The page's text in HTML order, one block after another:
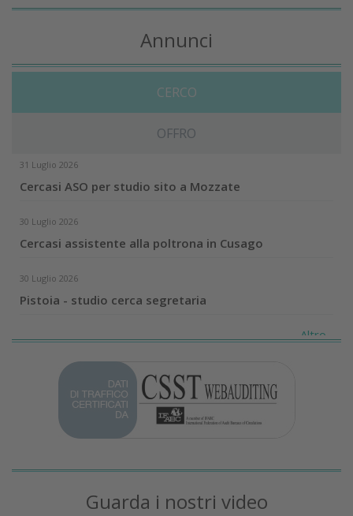
Annunci
CERCO
OFFRO
31 Luglio 2026
Cercasi ASO per studio sito a Mozzate
30 Luglio 2026
Cercasi assistente alla poltrona in Cusago
30 Luglio 2026
Pistoia - studio cerca segretaria
Altro...
Guarda i nostri video